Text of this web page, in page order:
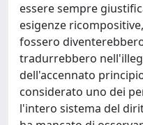
essere sempre
esigenze
fossero
tradurrebbero
dell'accennato
considerato uno dei
l'intero sistema del